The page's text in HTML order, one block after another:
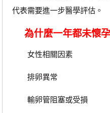
代表需要進一步醫學評估。
為什麼一年都未懷
女性相關因素
排卵異常
輸卵管阻塞或受損